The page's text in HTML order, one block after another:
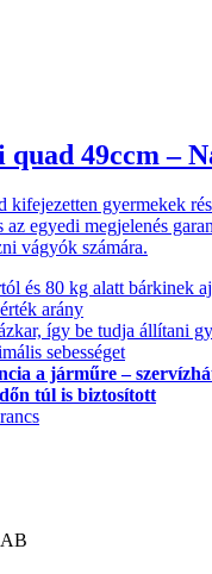
49ccm –
kifejezetten gyermekek
az egyedi megjelenés
vágyók számára.
és 80 kg alatt bárkinek
arány
így be tudja állítani
sebességet
a járműre –
túl is biztosított